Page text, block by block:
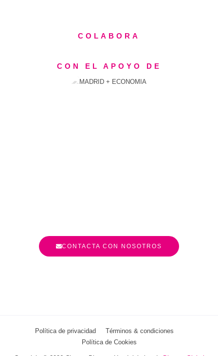
COLABORA
CON EL APOYO DE
CONTACTA CON NOSOTROS
Política de privacidad
Términos & condiciones
Política de Cookies